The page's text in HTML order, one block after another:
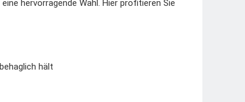
hervorragende Wahl. Hier profitieren Sie
hält